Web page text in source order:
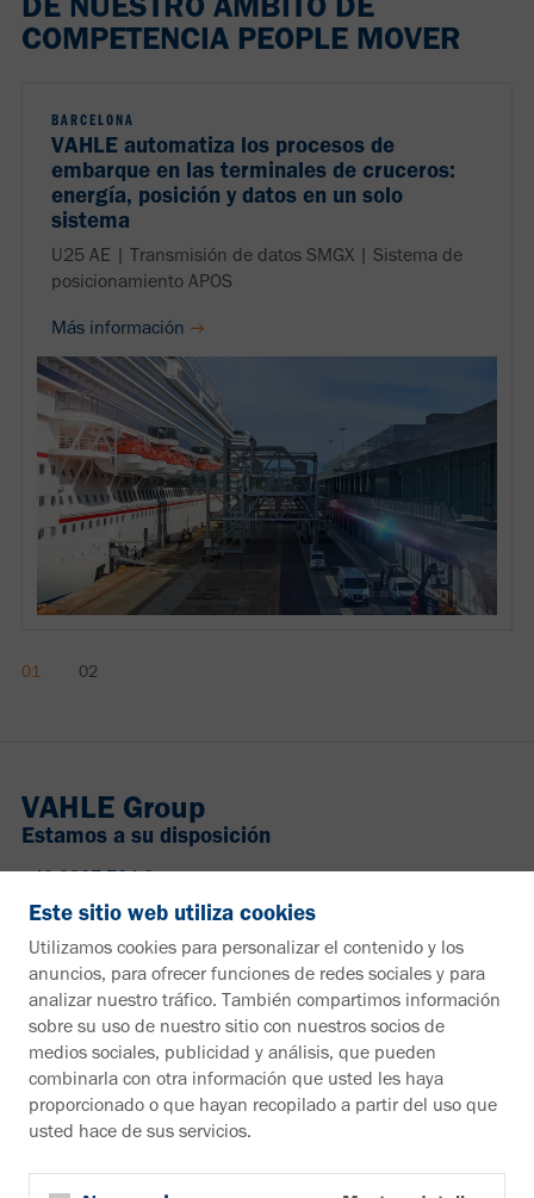
COMPETENCIA PEOPLE MOVER
BARCELONA
VAHLE automatiza los procesos de
embarque en las terminales de cruceros:
energía, posición y datos en un solo
sistema
U25 AE | Transmisión de datos SMGX | Sistema de
posicionamiento APOS
Más información
VAHLE Group
Estamos a su disposición
+49 2307 704-0
info@vahle.de
Paul Vahle GmbH & Co. KG
Westicker Str. 52
59174 Kamen
Alemania
¿Desea más información?
Material informativo
A la zona de descargas
Boletín
Suscribirse al boletín de noticias
Este sitio web utiliza cookies
Utilizamos cookies para personalizar el contenido y los
anuncios, para ofrecer funciones de redes sociales y para
analizar nuestro tráfico. También compartimos información
sobre su uso de nuestro sitio con nuestros socios de
medios sociales, publicidad y análisis, que pueden
combinarla con otra información que usted les haya
proporcionado o que hayan recopilado a partir del uso que
usted hace de sus servicios.